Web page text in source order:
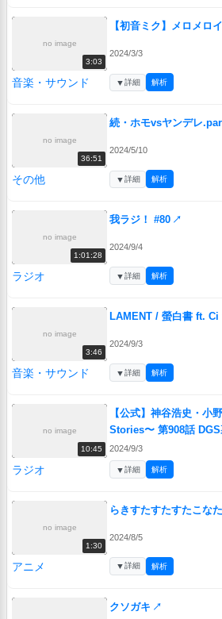
no image
3:03
【初音ミク】メロメロ
2024/3/3
音楽・サウンド ▼詳細 解析
no image
36:51
続・ホモvsヤンデレ
2024/5/10
その他 ▼詳細 解析
no image
1:01:28
我ラジ！ #80 ↗
2024/9/4
ラジオ ▼詳細 解析
no image
3:46
LAMENT / 螢白書 ft.
2024/9/3
音楽・サウンド ▼詳細 解析
no image
10:45
【公式】神谷浩史・小
Stories〜 第908話
放送分)
2024/9/3
ラジオ ▼詳細 解析
no image
1:30
らきすたすたすたこな
2024/8/5
アニメ ▼詳細 解析
クソガキ ↗